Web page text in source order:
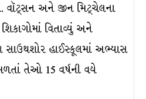
અને જીન મિટ્ચેલના
વિતાવ્યું અને
સાઉથશોર હાઈસ્કૂલમાં અભ્યાસ
મળતાં તેઓ 15 વર્ષની વયે